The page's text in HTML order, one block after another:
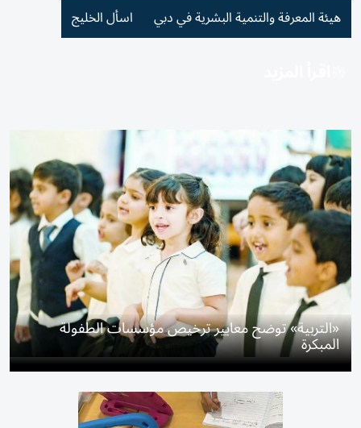
هيئة المعرفة والتنمية البشرية في دبي اسأل الخليج
«التربية» توضح معايير ترخيص مؤسسات الطفولة
المبكرة